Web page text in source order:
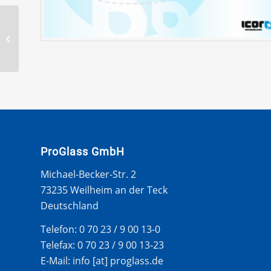
ProGlass GmbH
Michael-Becker-Str. 2
73235 Weilheim an der Teck
Deutschland
Telefon: 0 70 23 / 9 00 13-0
Telefax: 0 70 23 / 9 00 13-23
E-Mail: info [at] proglass.de